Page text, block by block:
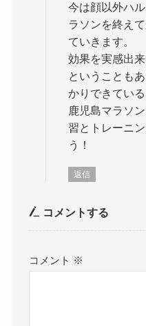
今は顔以外ハ
ラソンを終え
ていきます。
効果を実感出
ということも
かりできてい
鹿児島マラソ
習とトレーニ
う！
返信
コメントする
コメント ※